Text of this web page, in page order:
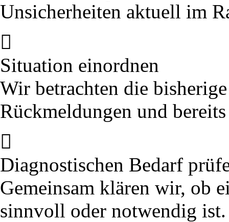
Unsicherheiten aktuell im
Situation einordnen
Wir betrachten die
Rückmeldungen und
Diagnostischen Bedarf
Gemeinsam klären wir, ob
sinnvoll oder notwendig ist.